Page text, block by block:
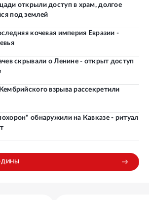
открыли доступ в храм, долгое
под землей
кочевая империя Евразии -
скрывали о Ленине - открыт доступ
взрыва рассекретили
обнаружили на Кавказе - ритуал